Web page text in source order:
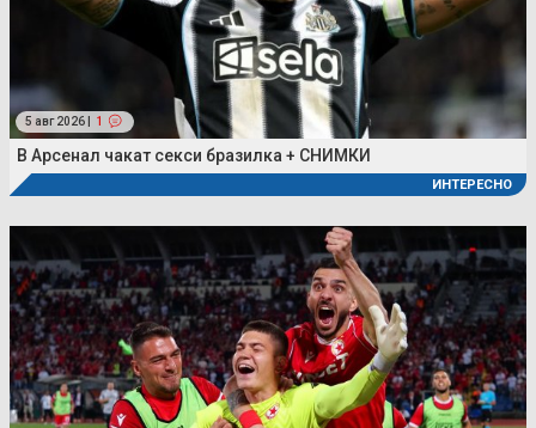
5 авг 2026 | 1
В Арсенал чакат секси бразилка + СНИМКИ
ИНТЕРЕСНО